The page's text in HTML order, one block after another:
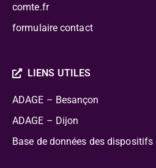
comte.fr
formulaire contact
LIENS UTILES
ADAGE – Besançon
ADAGE – Dijon
Base de données des dispositifs